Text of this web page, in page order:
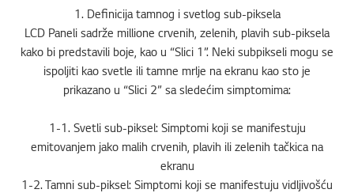
1. Definicija tamnog i svetlog sub-piksela
LCD Paneli sadrže millione crvenih, zelenih, plavih sub-piksela
kako bi predstavili boje, kao u “Slici 1”. Neki subpikseli mogu se
ispoljiti kao svetle ili tamne mrlje na ekranu kao sto je
prikazano u “Slici 2” sa sledećim simptomima:
1-1. Svetli sub-piksel: Simptomi koji se manifestuju
emitovanjem jako malih crvenih, plavih ili zelenih tačkica na
ekranu
1-2. Tamni sub-piksel: Simptomi koji se manifestuju vidljivošću